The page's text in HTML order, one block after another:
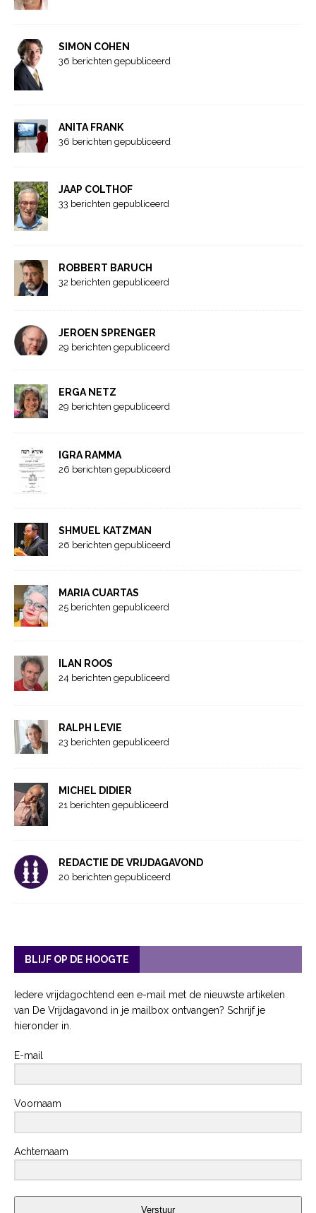
SIMON COHEN
36 berichten gepubliceerd
ANITA FRANK
36 berichten gepubliceerd
JAAP COLTHOF
33 berichten gepubliceerd
ROBBERT BARUCH
32 berichten gepubliceerd
JEROEN SPRENGER
29 berichten gepubliceerd
ERGA NETZ
29 berichten gepubliceerd
IGRA RAMMA
26 berichten gepubliceerd
SHMUEL KATZMAN
26 berichten gepubliceerd
MARIA CUARTAS
25 berichten gepubliceerd
ILAN ROOS
24 berichten gepubliceerd
RALPH LEVIE
23 berichten gepubliceerd
MICHEL DIDIER
21 berichten gepubliceerd
REDACTIE DE VRIJDAGAVOND
20 berichten gepubliceerd
BLIJF OP DE HOOGTE
Iedere vrijdagochtend een e-mail met de nieuwste artikelen
van De Vrijdagavond in je mailbox ontvangen? Schrijf je
hieronder in.
E-mail
Voornaam
Achternaam
Verstuur